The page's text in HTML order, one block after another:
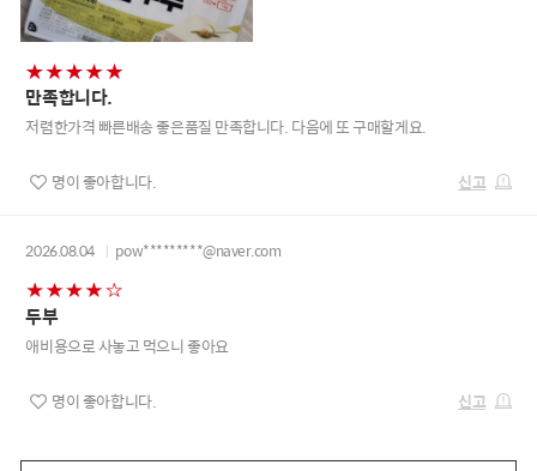
만족합니다.
저렴한가격 빠른배송 좋은품질 만족합니다. 다음에 또 구매할게요.
명이 좋아합니다. 신고
2026.08.04 pow*********@naver.com
두부
애비용으로 사놓고 먹으니 좋아요
명이 좋아합니다. 신고